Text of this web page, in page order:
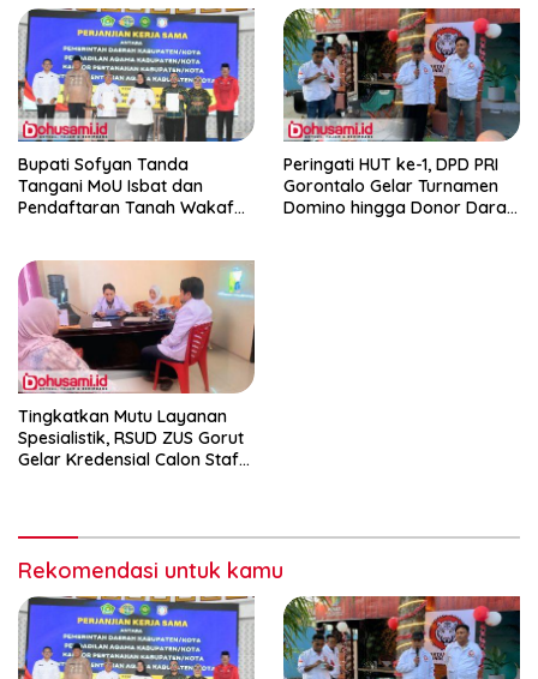
Bupati Sofyan Tanda
Tangani MoU Isbat dan
Pendaftaran Tanah Wakaf
Peringati HUT ke-1, DPD PRI
Gorontalo Gelar Turnamen
Domino hingga Donor Darah
Tingkatkan Mutu Layanan
Spesialistik, RSUD ZUS Gorut
Gelar Kredensial Calon Staf
Rekomendasi untuk kamu